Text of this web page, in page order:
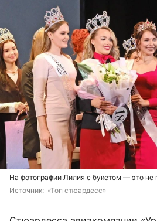
На фотографии Лилия с букетом — это не
Источник: «Топ стюардесс»